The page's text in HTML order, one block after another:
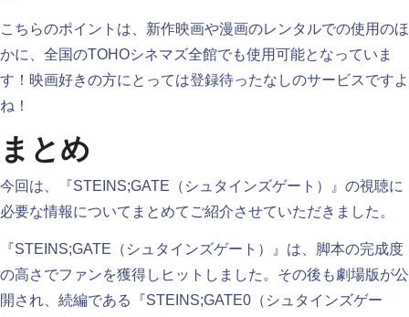
こちらのポイントは、新作映画や漫画のレンタルでの使用のほ
かに、全国のTOHOシネマズ全館でも使用可能となっていま
す！映画好きの方にとっては登録待ったなしのサービスですよ
ね！
まとめ
今回は、『STEINS;GATE（シュタインズゲート）』の視聴に
必要な情報についてまとめてご紹介させていただきました。
『STEINS;GATE（シュタインズゲート）』は、脚本の完成度
の高さでファンを獲得しヒットしました。その後も劇場版が公
開され、続編である『STEINS;GATE0（シュタインズゲー